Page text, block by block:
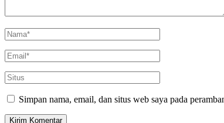
Simpan nama, email, dan situs web saya pada